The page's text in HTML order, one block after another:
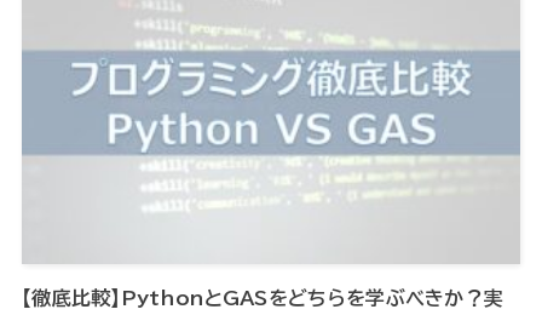
【徹底比較】PythonとGASをどちらを学ぶべきか？実